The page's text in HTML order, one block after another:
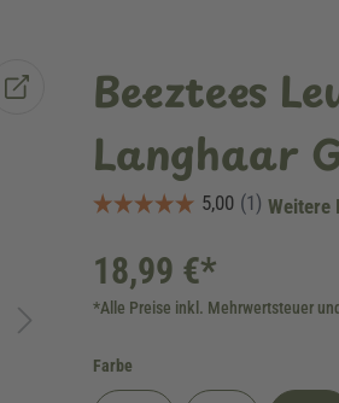
Beeztees
Langhaar
Weitere
18,99 €*
*Alle Preise inkl. Mehrwertsteuer
Farbe